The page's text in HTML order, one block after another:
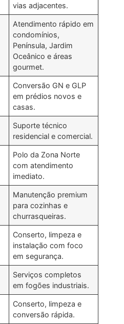
vias adjacentes.
Atendimento rápido em
condomínios,
Península, Jardim
Oceânico e áreas
gourmet.
Conversão GN e GLP
em prédios novos e
casas.
Suporte técnico
residencial e comercial.
Polo da Zona Norte
com atendimento
imediato.
Manutenção premium
para cozinhas e
churrasqueiras.
Conserto, limpeza e
instalação com foco
em segurança.
Serviços completos
em fogões industriais.
Conserto, limpeza e
conversão rápida.